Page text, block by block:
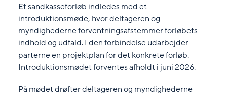
Et sandkasseforløb indledes med et
introduktionsmøde, hvor deltageren og
myndighederne forventningsafstemmer forløbets
indhold og udfald. I den forbindelse udarbejder
parterne en projektplan for det konkrete forløb.
Introduktionsmødet forventes afholdt i juni 2026.
På mødet drøfter deltageren og myndighederne